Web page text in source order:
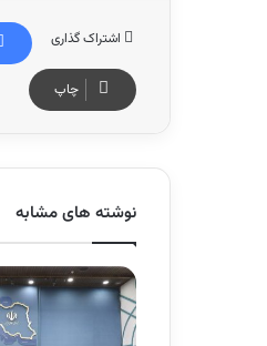
اشتراک گذاری
چاپ
نوشته های مشابه